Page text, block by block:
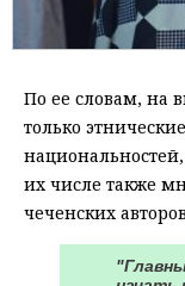
По ее словам, на
только
их числе также
чеченских